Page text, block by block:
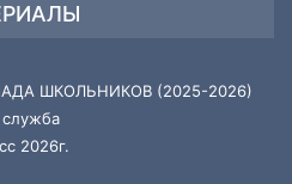
ШКОЛЬНИКОВ (2025-2026)
служба
2026г.